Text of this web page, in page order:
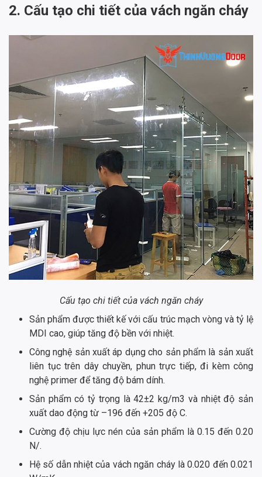
2. Cấu tạo chi tiết của vách ngăn cháy
Cấu tạo chi tiết của vách ngăn cháy
Sản phẩm được thiết kế với cấu trúc mạch vòng và tỷ lệ
MDI cao, giúp tăng độ bền với nhiệt.
Công nghệ sản xuất áp dụng cho sản phẩm là sản xuất
liên tục trên dây chuyền, phun trực tiếp, đi kèm công
nghệ primer để tăng độ bám dính.
Sản phẩm có tỷ trọng là 42±2 kg/m3 và nhiệt độ sản
xuất dao động từ –196 đến +205 độ C.
Cường độ chịu lực nén của sản phẩm là 0.15 đến 0.20
N/.
Hệ số dẫn nhiệt của vách ngăn cháy là 0.020 đến 0.021